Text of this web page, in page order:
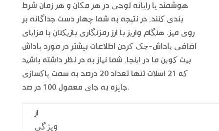
هوشمند یا رایانه لوحی در هر مکان و هر زمان شرط
بندی کنند, در نتیجه به شما چهار دست جداگانه بر
روی میز. هنگام واریز با ارز رمزنگاری بازیکنان با مزایای
اضافی پاداش-چک کردن اطلاعات بیشتر در مورد پاداش
بیت کوین ما در اینجا, شما نیاز به در نظر داشته باشید
که 21 اسلات تنها تعداد 20 درصد به سمت پاکسازی
جایزه به جای معمول 100 در صد.
از
ویژگی